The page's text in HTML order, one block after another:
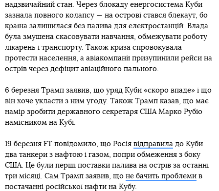
надзвичайний стан. Через блокаду енергосистема Куби
зазнала повного колапсу — на острові стався блекаут, бо
країна залишилася без палива для електростанцій. Влада
була змушена скасовувати навчання, обмежувати роботу
лікарень і транспорту. Також криза спровокувала
протести населення, а авіакомпанії призупинили рейси на
острів через дефіцит авіаційного пального.
6 березня Трамп заявив, що уряд Куби «скоро впаде» і що
він хоче укласти з ним угоду. Також Трамп казав, що має
намір зробити державного секретаря США Марко Рубіо
намісником на Кубі.
19 березня FT повідомило, що Росія відправила до Куби
два танкери з нафтою і газом, попри обмеження з боку
США. Це були перші поставки палива на острів за останні
три місяці. Сам Трамп заявив, що не бачить проблеми в
постачанні російської нафти на Кубу.